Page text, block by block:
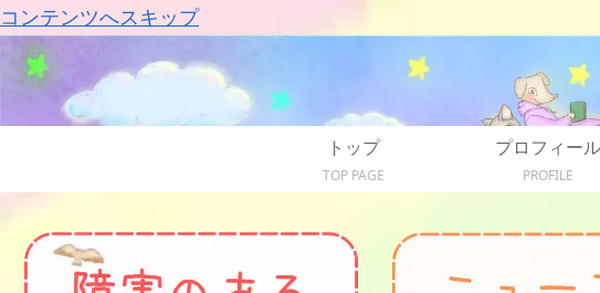
コンテンツへスキップ
トップ
TOP PAGE
プロフィール
PROFILE